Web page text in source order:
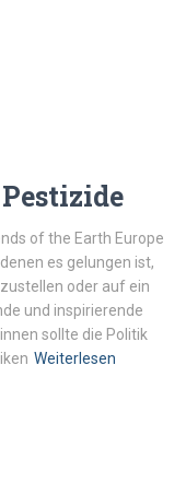
of the Earth Europe
es gelungen ist,
oder auf ein
und inspirierende
sollte die Politik
Weiterlesen